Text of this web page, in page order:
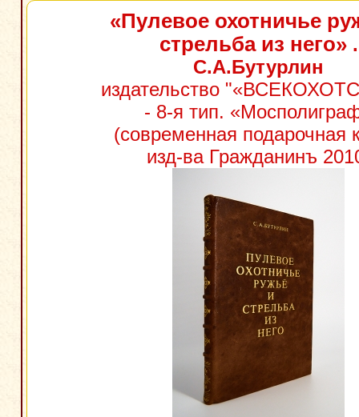
«Пулевое охотничье
стрельба из него».
С.А.Бутурлин
издательство
- 8-я тип.
(современная подарочная
изд-ва Гражданинъ